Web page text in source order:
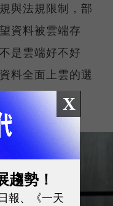
與法規限制，部
資料被雲端存
是雲端好不好
料全面上雲的選
X
趨勢！
報、《一天